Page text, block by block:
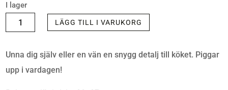
I lager
BRICKA
27X20
CM,
WAVY
LÄGG TILL I VARUKORG
Unna dig själv eller en vän en snygg detalj till köket. Piggar
upp i vardagen!